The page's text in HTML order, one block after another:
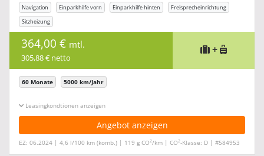
Navigation Einparkhilfe vorn Einparkhilfe hinten
Freisprecheinrichtung
Sitzheizung
364,00 € mtl.
305,88 € netto
+
60 Monate 5000 km/Jahr
Leasingkonditionen ein-/ausblenden
Angebot anzeigen
EZ: 06.2024 | 4,6 l/100 km (komb.) | 119 g CO2/km | CO2-Klasse: D | #584953